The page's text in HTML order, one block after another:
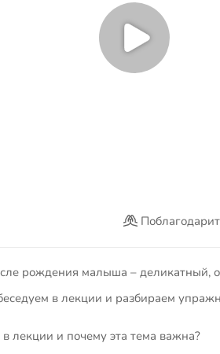
рождения малыша –
в лекции и разбираем
лекции и почему эта тема важна?